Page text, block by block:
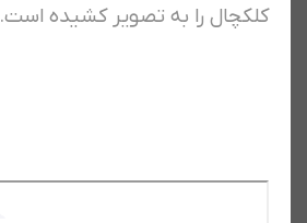
کلکچال را به تصویر کشیده است.